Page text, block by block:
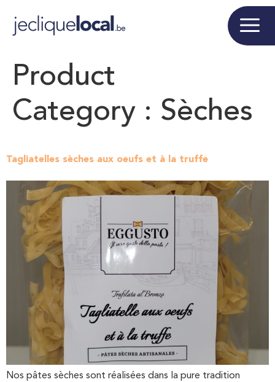
Product
Category : Sèches
Tagliatelles sèches aux oeufs et à la truffe
Nos pâtes sèches sont réalisées dans la pure tradition